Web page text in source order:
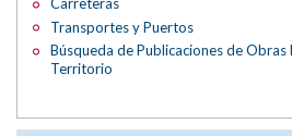
Carreteras
Transportes y Puertos
Búsqueda de Publicaciones de
Territorio